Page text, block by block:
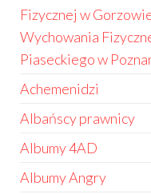
Fizycznej w
Wychowania
Piaseckiego w
Achemenidzi
Albańscy prawnicy
Albumy 4AD
Albumy Angry